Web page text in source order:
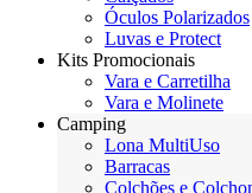
Óculos Polarizados
Luvas e Protect
Kits Promocionais
Vara e Carretilha
Vara e Molinete
Camping
Lona MultiUso
Barracas
Colchões e